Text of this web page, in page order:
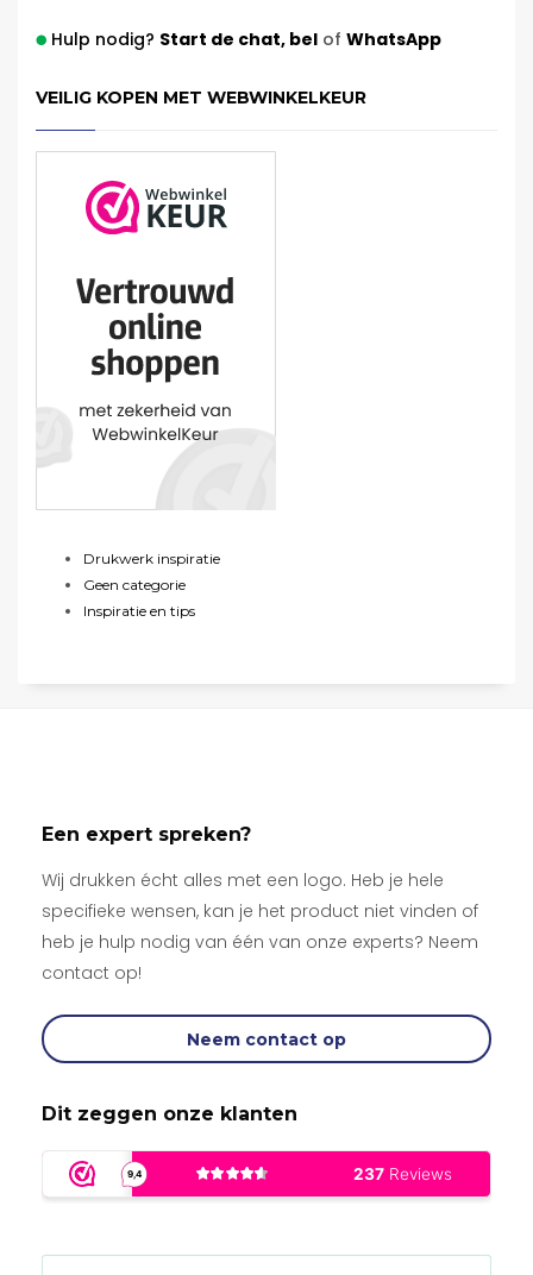
Hulp nodig? Start de chat,belof WhatsApp
VEILIG KOPEN MET WEBWINKELKEUR
Drukwerk inspiratie
Geen categorie
Inspiratie en tips
Een expert spreken?
Wij drukken écht alles met een logo. Heb je hele
specifieke wensen, kan je het product niet vinden of
heb je hulp nodig van één van onze experts? Neem
contact op!
Neem contact op
Dit zeggen onze klanten